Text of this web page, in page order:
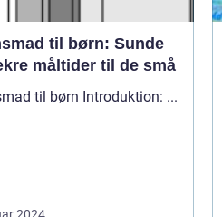
til børn: Sunde
måltider til de små
Aftensmad til børn Introduktion: ...
2024